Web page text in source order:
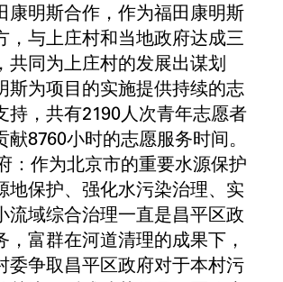
康明斯合作，作为福田康明斯
，与上庄村和当地政府达成三
共同为上庄村的发展出谋划
斯为项目的实施提供持续的志
持，共有2190人次青年志愿者
献8760小时的志愿服务时间。
：作为北京市的重要水源保护
地保护、强化水污染治理、实
流域综合治理一直是昌平区政
，富群在河道清理的成果下，
委争取昌平区政府对于本村污